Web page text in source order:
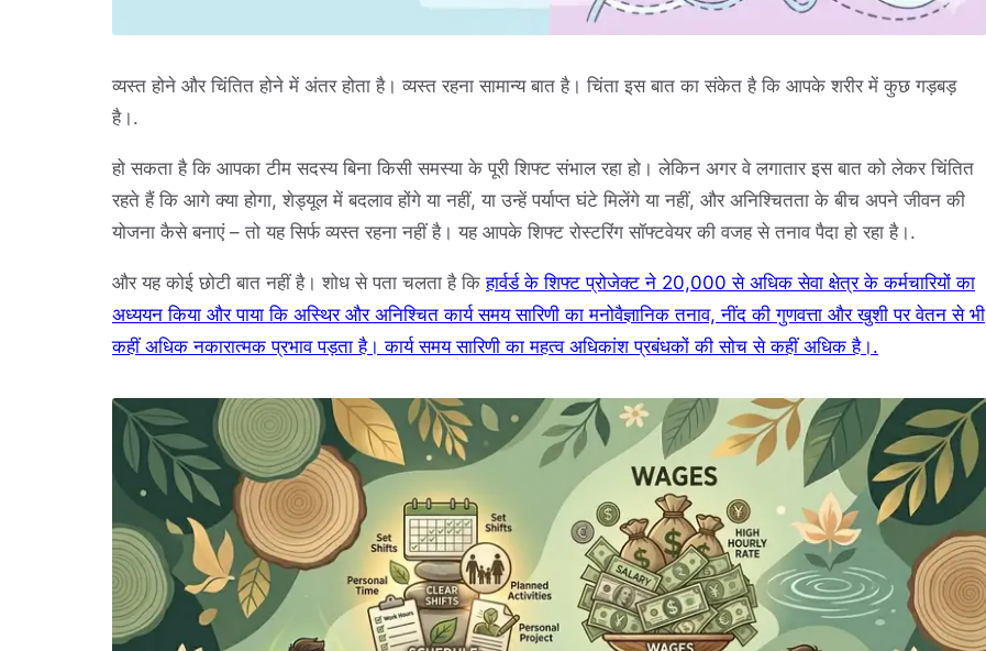
व्यस्त होने और चिंतित होने में अंतर होता है। व्यस्त रहना सामान्य बात है। चिंता इस बात का संकेत है कि आपके शरीर में कुछ गड़बड़
है।.
हो सकता है कि आपका टीम सदस्य बिना किसी समस्या के पूरी शिफ्ट संभाल रहा हो। लेकिन अगर वे लगातार इस बात को लेकर चिंतित
रहते हैं कि आगे क्या होगा, शेड्यूल में बदलाव होंगे या नहीं, या उन्हें पर्याप्त घंटे मिलेंगे या नहीं, और अनिश्चितता के बीच अपने जीवन की
योजना कैसे बनाएं – तो यह सिर्फ व्यस्त रहना नहीं है। यह आपके शिफ्ट रोस्टरिंग सॉफ्टवेयर की वजह से तनाव पैदा हो रहा है।.
और यह कोई छोटी बात नहीं है। शोध से पता चलता है किहार्वर्ड के शिफ्ट प्रोजेक्ट ने 20,000 से अधिक सेवा क्षेत्र के कर्मचारियों का
अध्ययन किया और पाया कि अस्थिर और अनिश्चित कार्य समय सारिणी का मनोवैज्ञानिक तनाव, नींद की गुणवत्ता और खुशी पर वेतन से भी
कहीं अधिक नकारात्मक प्रभाव पड़ता है। कार्य समय सारिणी का महत्व अधिकांश प्रबंधकों की सोच से कहीं अधिक है।.